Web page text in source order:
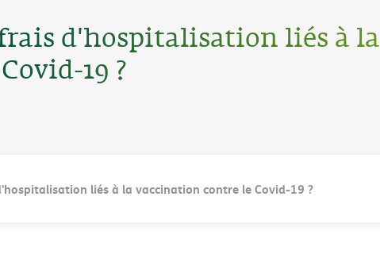
d'hospitalisation liés à la
19 ?
liés à la vaccination contre le Covid-19 ?